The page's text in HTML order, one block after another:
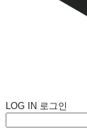
LOG IN 로그인